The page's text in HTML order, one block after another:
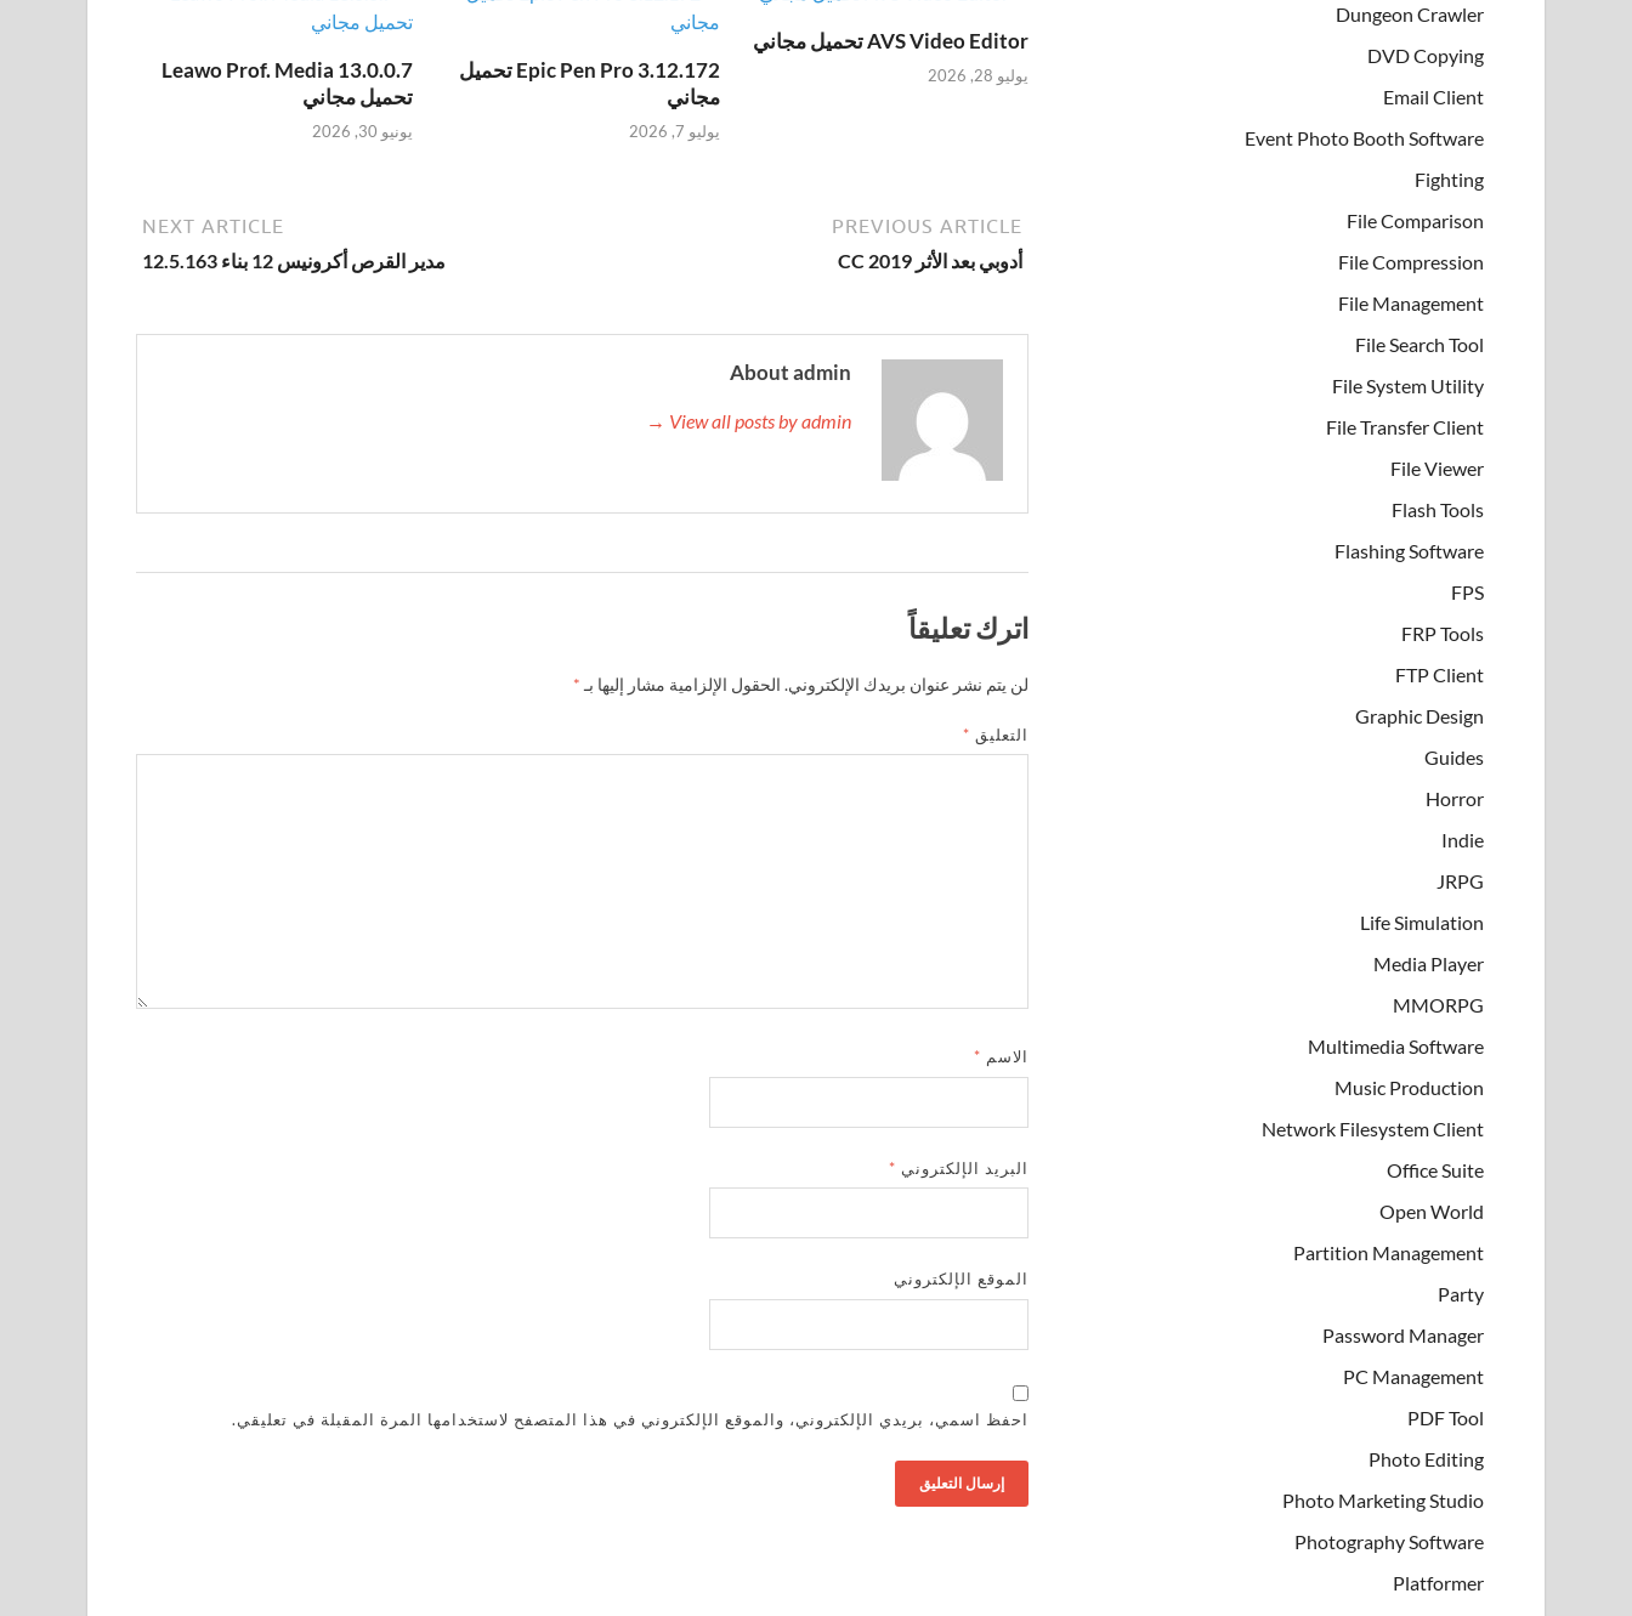
AVS Video Editor تحميل مجاني
يوليو 28, 2026
Epic Pen Pro 3.12.172 تحميل
مجاني
يوليو 7, 2026
Leawo Prof. Media 13.0.0.7
تحميل مجاني
يونيو 30, 2026
PREVIOUS ARTICLE
أدوبي بعد الأثر CC 2019
NEXT ARTICLE
مدير القرص أكرونيس 12 بناء 12.5.163
About admin
View all posts by admin →
اترك تعليقاً
لن يتم نشر عنوان بريدك الإلكتروني. الحقول الإلزامية مشار إليها بـ *
التعليق *
الاسم *
البريد الإلكتروني *
الموقع الإلكتروني
احفظ اسمي، بريدي الإلكتروني، والموقع الإلكتروني في هذا المتصفح لاستخدامها المرة المقبلة في تعليقي.
Dungeon Crawler
DVD Copying
Email Client
Event Photo Booth Software
Fighting
File Comparison
File Compression
File Management
File Search Tool
File System Utility
File Transfer Client
File Viewer
Flash Tools
Flashing Software
FPS
FRP Tools
FTP Client
Graphic Design
Guides
Horror
Indie
JRPG
Life Simulation
Media Player
MMORPG
Multimedia Software
Music Production
Network Filesystem Client
Office Suite
Open World
Partition Management
Party
Password Manager
PC Management
PDF Tool
Photo Editing
Photo Marketing Studio
Photography Software
Platformer